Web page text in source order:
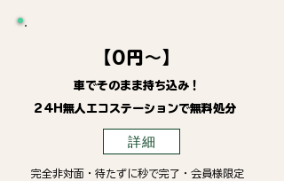
【0円～】
車でそのまま持ち込み！
24H無人エコステーションで無料処分
詳細
完全非対面・待たずに秒で完了・会員様限定